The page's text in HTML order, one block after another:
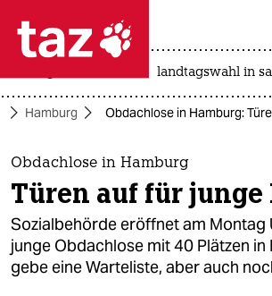
 taz zahl ich
taz zahl ich
themen
politik
öko
gesellschaft
landtagswahl in
Hamburg Obdachlose in Hamburg:
Obdachlose in Hamburg
Türen auf für junge
Sozialbehörde eröffnet am Montag
junge Obdachlose mit 40 Plätzen in
gebe eine Warteliste, aber auch